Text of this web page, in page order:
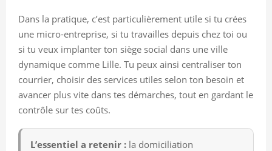
Dans la pratique, c’est particulièrement utile si tu crées
une micro-entreprise, si tu travailles depuis chez toi ou
si tu veux implanter ton siège social dans une ville
dynamique comme Lille. Tu peux ainsi centraliser ton
courrier, choisir des services utiles selon ton besoin et
avancer plus vite dans tes démarches, tout en gardant le
contrôle sur tes coûts.
L’essentiel a retenir : la domiciliation